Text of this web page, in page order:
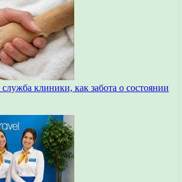
клиники, как забота о состоянии